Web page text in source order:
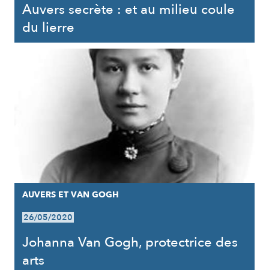
Auvers secrète : et au milieu coule
du lierre
AUVERS ET VAN GOGH
26/05/2020
Johanna Van Gogh, protectrice des
arts